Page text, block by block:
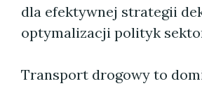
dla efektywnej strategii
optymalizacji polityk
Transport drogowy to